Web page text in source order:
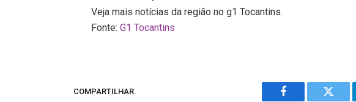
Veja mais notícias da região no g1 Tocantins.
Fonte:G1 Tocantins
COMPARTILHAR.